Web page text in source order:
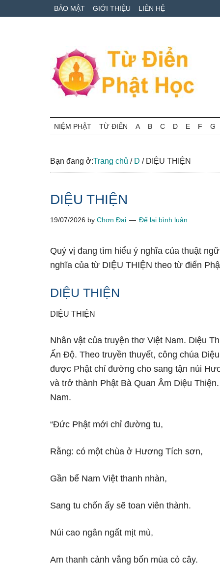
to
to
qua
BẢO MẬT GIỚI THIỆU LIÊN HỆ
Từ
điển
Phật
học
cứu
thuật
Phật
học
NIỆM PHẬT TỪ ĐIỂN A B C D E F G
Bạn đang ở:Trang chủ / D /DIỆU THIỆN
DIỆU THIỆN
19/07/2026 by Chơn Đại Để lại bình luận
Quý vị đang tìm hiểu ý nghĩa của thuật
nghĩa của từ DIỆU THIỆN theo từ điển
DIỆU THIỆN
DIỆU THIỆN
Nhân vật của truyện thơ Việt Nam. Diệu
Ấn Độ. Theo truyền thuyết, công chúa
được Phật chỉ đường cho sang tận núi
và trở thành Phật Bà Quan Âm Diệu
Nam.
“Đức Phật mới chỉ đường tu,
Rằng: có một chùa ở Hương Tích sơn,
Gần bể Nam Việt thanh nhàn,
Sang tu chốn ấy sẽ toan viên thành.
Núi cao ngân ngất mịt mù,
Am thanh cảnh vắng bốn mùa cỏ cây.